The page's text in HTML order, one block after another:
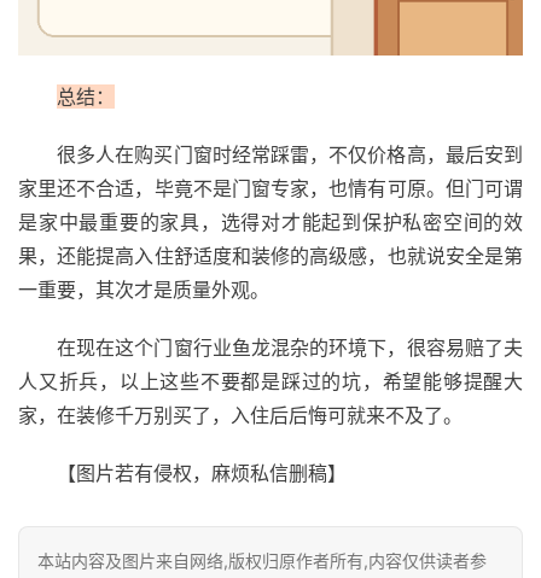
总结：
很多人在购买门窗时经常踩雷，不仅价格高，最后安到
家里还不合适，毕竟不是门窗专家，也情有可原。但门可谓
是家中最重要的家具，选得对才能起到保护私密空间的效
果，还能提高入住舒适度和装修的高级感，也就说安全是第
一重要，其次才是质量外观。
在现在这个门窗行业鱼龙混杂的环境下，很容易赔了夫
人又折兵，以上这些不要都是踩过的坑，希望能够提醒大
家，在装修千万别买了，入住后后悔可就来不及了。
【图片若有侵权，麻烦私信删稿】
本站内容及图片来自网络,版权归原作者所有,内容仅供读者参